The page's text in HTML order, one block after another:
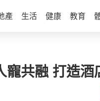
產 生活 健康 教育
共融 打造酒